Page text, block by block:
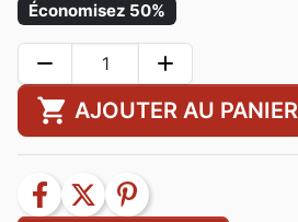
Économisez 50%
remove add
shopping_cart AJOUTER AU PANIER
facebook twitter
pinterest